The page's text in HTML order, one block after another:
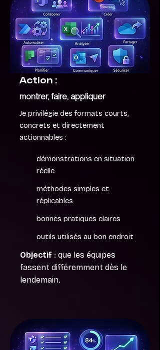
Action :
montrer, faire, appliquer
Je privilégie des formats courts,
concrets et directement
actionnables :
démonstrations en situation
réelle
méthodes simples et
réplicables
bonnes pratiques claires
outils utilisés au bon endroit
Objectif : que les équipes
fassent différemment dès le
lendemain.